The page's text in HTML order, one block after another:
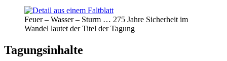
Feuer – Wasser – Sturm … 275 Jahre Sicherheit im
Wandel lautet der Titel der Tagung
Tagungsinhalte